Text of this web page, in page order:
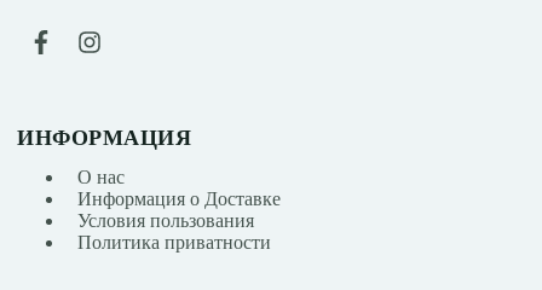
ИНФОРМАЦИЯ
О нас
Информация о Доставке
Условия пользования
Политика приватности